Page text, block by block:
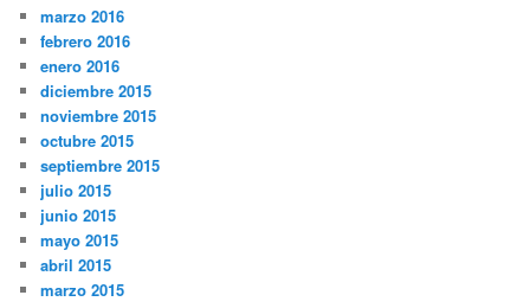
marzo 2016
febrero 2016
enero 2016
diciembre 2015
noviembre 2015
octubre 2015
septiembre 2015
julio 2015
junio 2015
mayo 2015
abril 2015
marzo 2015